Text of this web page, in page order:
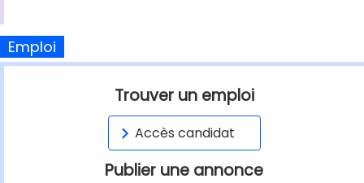
Emploi
Trouver un emploi
Accès candidat
Publier une annonce